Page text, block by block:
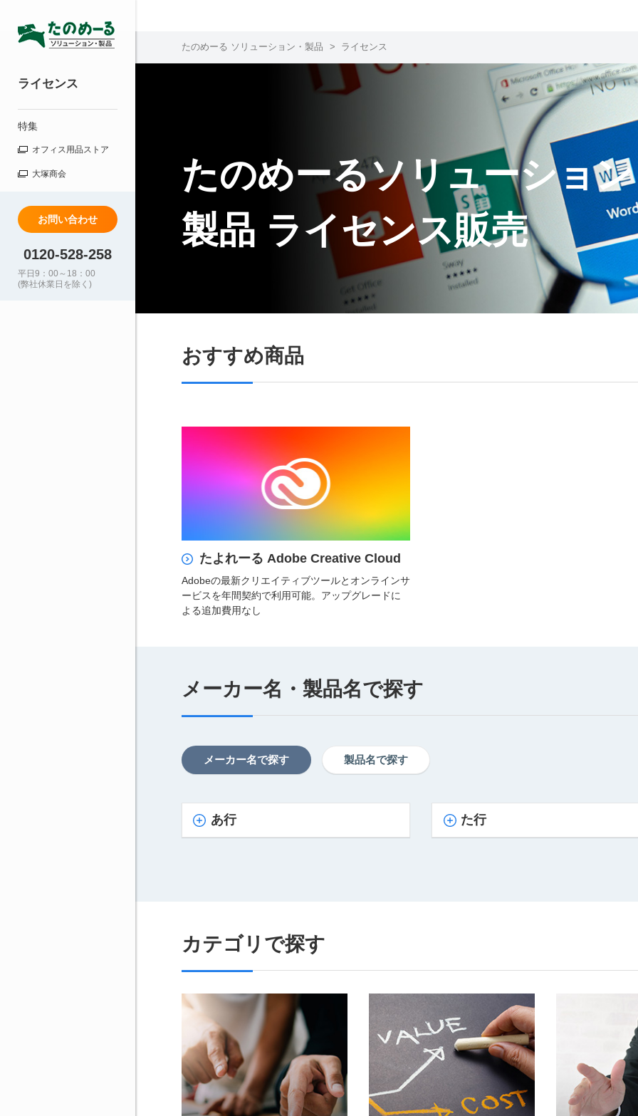
ライセンス
特集
オフィス用品ストア
大塚商会
お問い合わせ
0120-528-258
平日9：00～18：00
(弊社休業日を除く)
たのめーる ソリューション・製品 > ライセンス
たのめーるソリューショ
製品 ライセンス販売
おすすめ商品
たよれーる Adobe Creative Cloud
Adobeの最新クリエイティブツールとオンラインサ
ービスを年間契約で利用可能。アップグレードに
よる追加費用なし
メーカー名・製品名で探す
メーカー名で探す 製品名で探す
あ行 た行
カテゴリで探す